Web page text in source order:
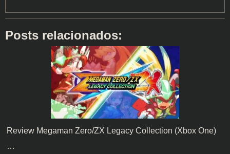
Posts relacionados:
Review Megaman Zero/ZX Legacy Collection (Xbox One)
…